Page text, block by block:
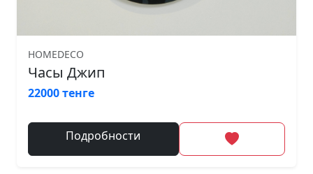
HOMEDECO
Часы Джип
22000 тенге
Подробности